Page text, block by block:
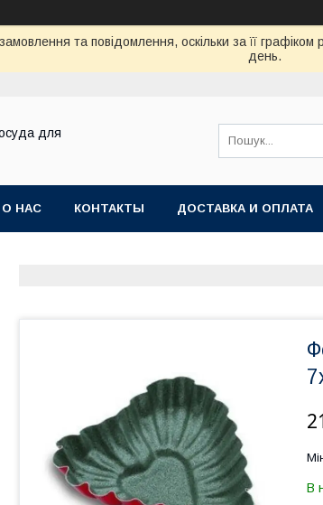
та повідомлення, оскільки за її
день.
для
О НАС КОНТАКТЫ ДОСТАВКА И ОПЛАТА
В